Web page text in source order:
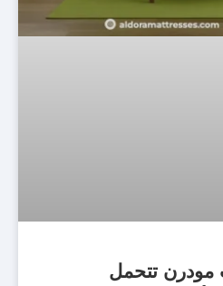
مودرن تتحمل